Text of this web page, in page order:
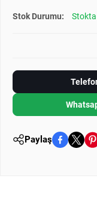
Stok Durumu:
Paylaş